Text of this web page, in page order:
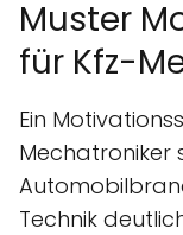
Muster
für Kfz-
Ein
Mechatroniker
Technik